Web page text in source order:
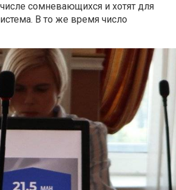
сомневающихся и хотят для
В то же время число